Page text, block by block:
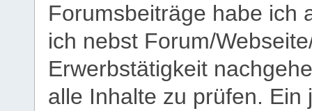
Forumsbeiträge habe ich
ich nebst Forum/
Erwerbstätigkeit
alle Inhalte zu prüfen.